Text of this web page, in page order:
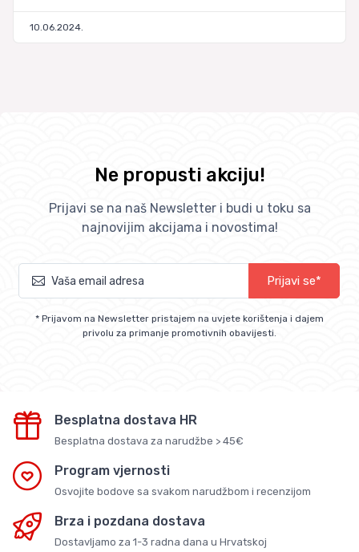
10.06.2024.
Ne propusti akciju!
Prijavi se na naš Newsletter i budi u toku sa
najnovijim akcijama i novostima!
Prijavi se*
* Prijavom na Newsletter pristajem na uvjete korištenja i dajem
privolu za primanje promotivnih obavijesti.
Besplatna dostava HR
Besplatna dostava za narudžbe > 45€
Program vjernosti
Osvojite bodove sa svakom narudžbom i recenzijom
Brza i pozdana dostava
Dostavljamo za 1-3 radna dana u Hrvatskoj